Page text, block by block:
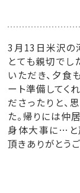
3月13日米沢の
とても親切でし
いただき、夕食
ート準備してく
ださったりと、
た。帰りには仲
身体大事に…と
頂きありがとう